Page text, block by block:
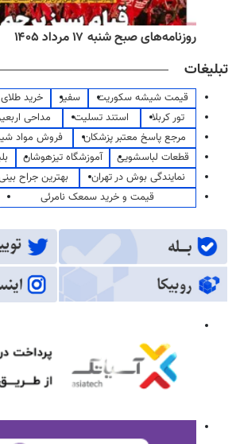
روزنامه‌های صبح شنبه ۱۷ مرداد ۱۴۰۵
تبلیغات
قیمت شیشه سکوریت سفیر خرید
تور کربلا
استند تسلیت مداحی
مرجع پاسخ معتبر پزشکان
فروش مواد
قطعات لباسشویی
آموزشگاه تیزهوشان
نمایندگی بوش در تهران
بهترین جراح
قیمت و خرید سمعک نامرئی